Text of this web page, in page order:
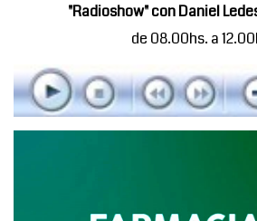
"Radioshow" con Daniel
de 08.00hs. a